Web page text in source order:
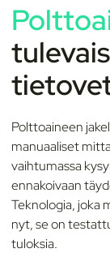
Polttoaineen
manuaaliset
vaihtumassa
ennakoivaan
Teknologia, joka
nyt, se on
tuloksia.